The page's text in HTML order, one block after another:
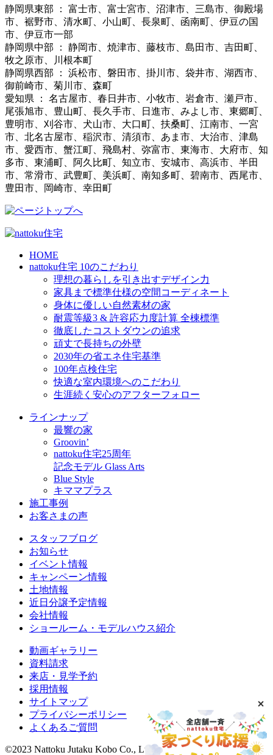
静岡県東部 ： 富士市、富士宮市、沼津市、三島市、御殿場
市、裾野市、清水町、小山町、長泉町、函南町、伊豆の国
市、伊豆市一部
静岡県中部 ： 静岡市、焼津市、藤枝市、島田市、吉田町、
牧之原市、川根本町
静岡県西部 ： 浜松市、磐田市、掛川市、袋井市、湖西市、
御前崎市、菊川市、森町
愛知県 ： 名古屋市、春日井市、小牧市、岩倉市、瀬戸市、
尾張旭市、豊山町、長久手市、日進市、みよし市、東郷町、
豊明市、刈谷市、犬山市、大口町、扶桑町、江南市、一宮
市、北名古屋市、稲沢市、清須市、あま市、大治市、津島
市、愛西市、蟹江町、飛島村、弥富市、東海市、大府市、知
多市、東浦町、阿久比町、知立市、安城市、高浜市、半田
市、常滑市、武豊町、美浜町、南知多町、碧南市、西尾市、
豊田市、岡崎市、幸田町
HOME
nattoku住宅 10のこだわり
理想の暮らしを引き出すデザイン力
家具まで標準仕様の空間コーディネート
身体に優しい自然素材の家
耐震等級3 & 許容応力度計算 全棟標準
徹底したコストダウンの追求
頑丈で長持ちの外壁
2030年の省エネ住宅基準
100年点検住宅
快適な室内環境へのこだわり
生涯続く安心のアフターフォロー
ラインナップ
最響の家
Groovin’
nattoku住宅25周年
記念モデル Glass Arts
Blue Style
キママプラス
施工事例
お客さまの声
スタッフブログ
お知らせ
イベント情報
キャンペーン情報
土地情報
近日分譲予定情報
会社情報
ショールーム・モデルハウス紹介
動画ギャラリー
資料請求
来店・見学予約
採用情報
サイトマップ
プライバシーポリシー
よくあるご質問
©2023 Nattoku Jutaku Kobo Co., Ltd.